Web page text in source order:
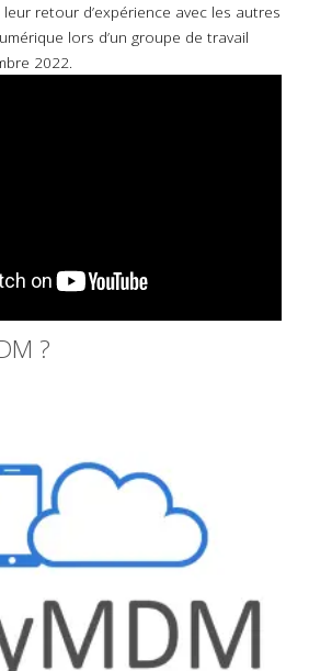
retour d’expérience avec les autres
lors d’un groupe de travail
2022.
?